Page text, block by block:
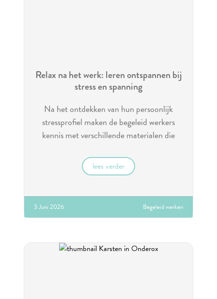
Relax na het werk: leren ontspannen bij
stress en spanning
Na het ontdekken van hun persoonlijk
stressprofiel maken de begeleid werkers
kennis met verschillende materialen die
lees verder
3 Juni 2026 Begeleid werken